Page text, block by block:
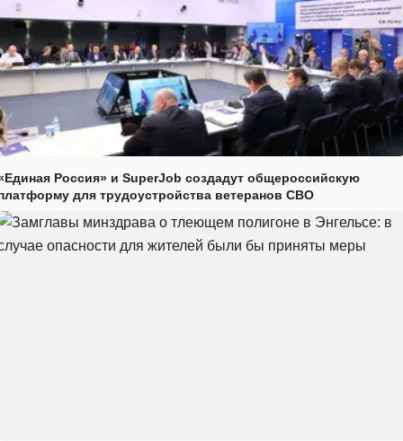
Россия» и SuperJob создадут общероссийскую
для трудоустройства ветеранов СВО